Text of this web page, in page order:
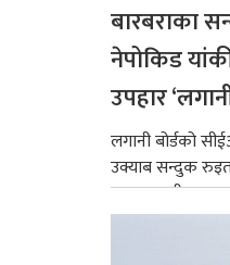
बारबराका
नेपोकिड
उपहार
लगानी बोर्डको
उक्याब सन्दुक
छ। तत्कालीन
नै बनेका जोन...